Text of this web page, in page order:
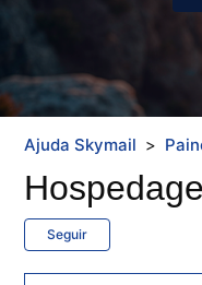
Ajuda Skymail
Seguir